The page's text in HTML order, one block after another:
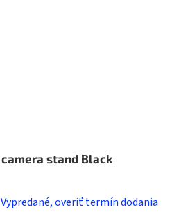
stand Black
Vypredané, overiť termín dodania